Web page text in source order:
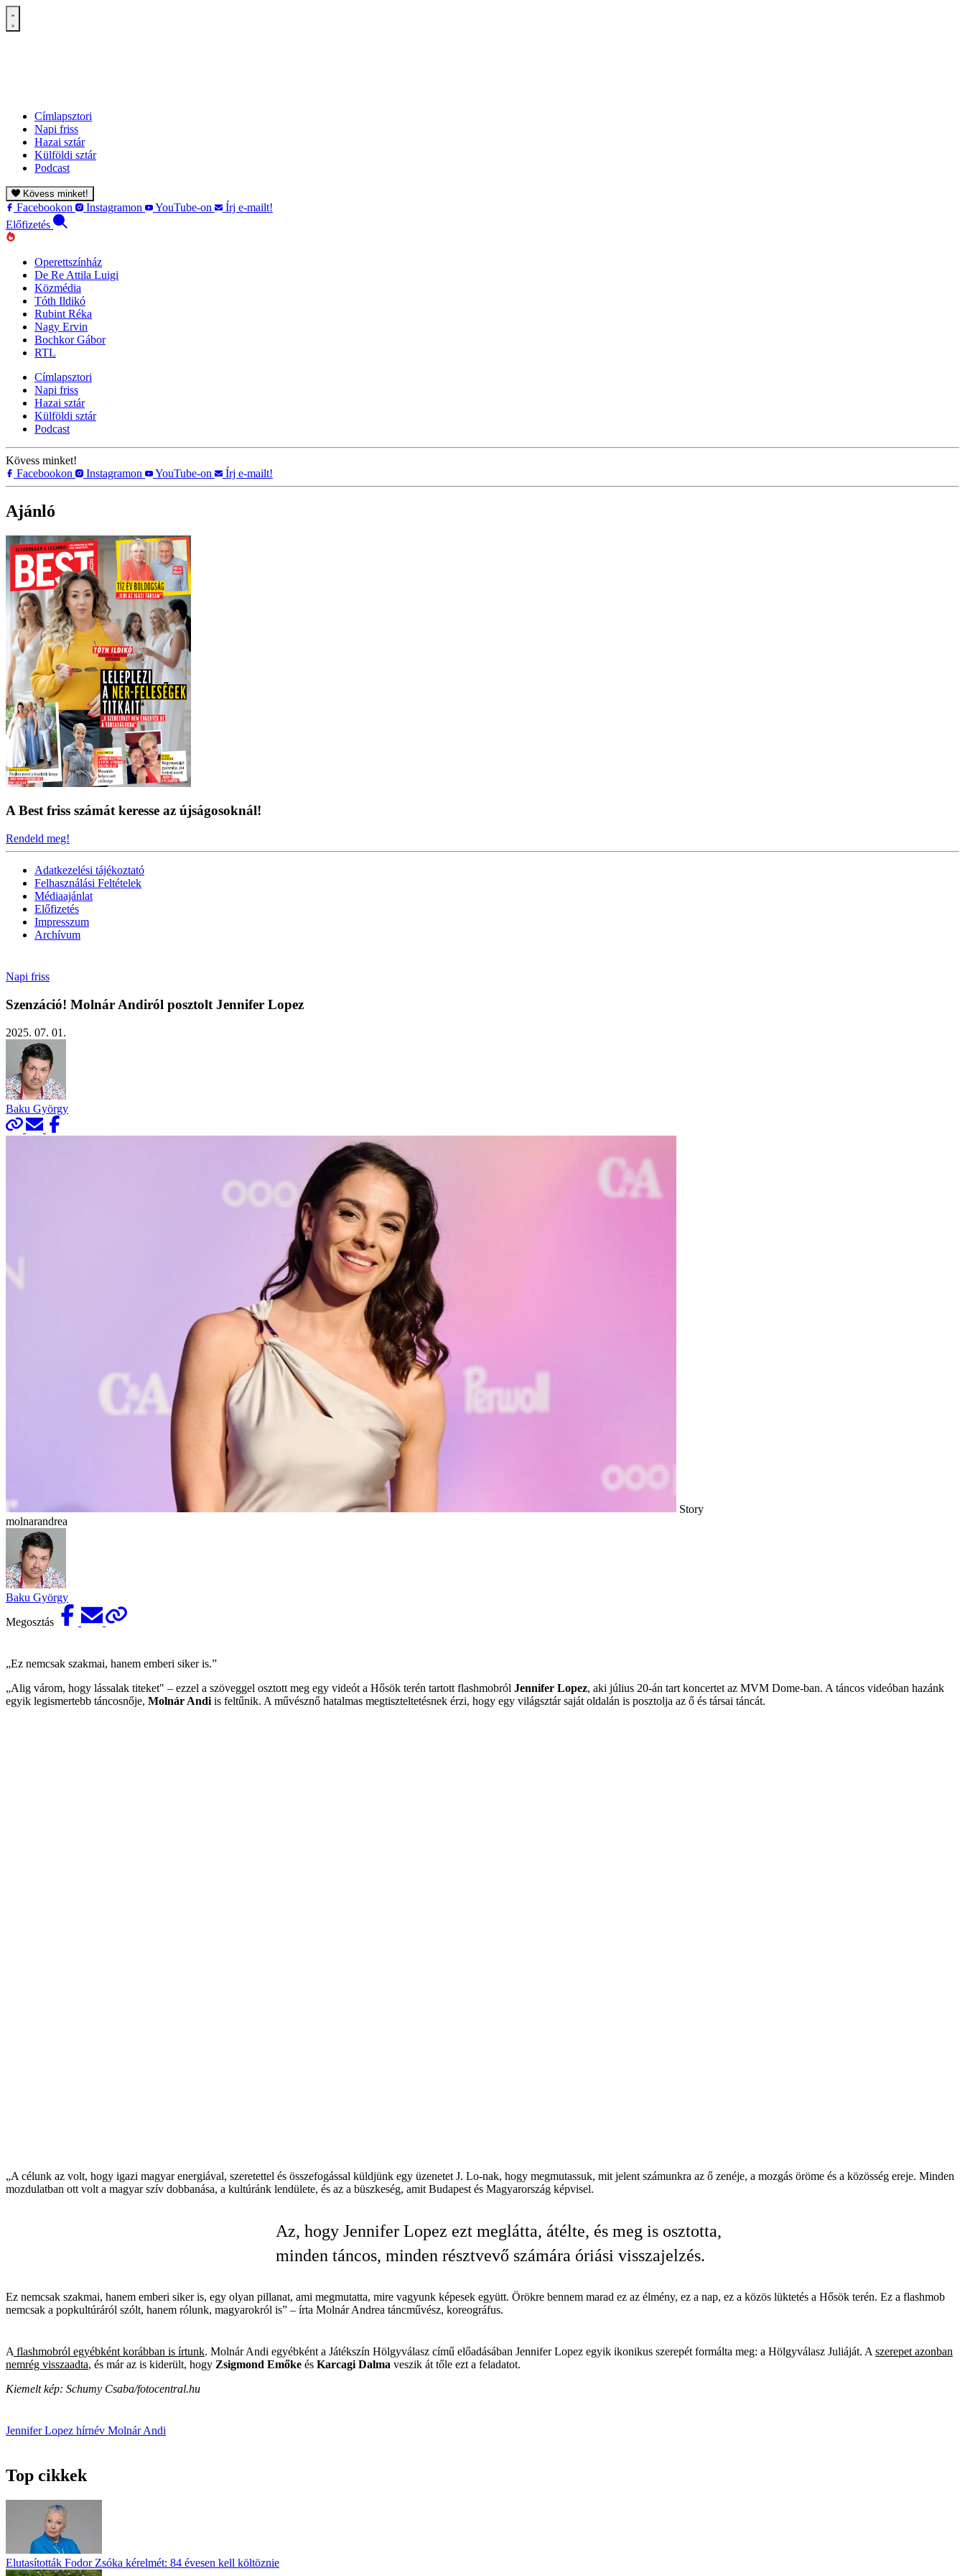
Címlapsztori
Napi friss
Hazai sztár
Külföldi sztár
Podcast
Kövess minket!
Facebookon Instagramon YouTube-on
Írj e-mailt!
Előfizetés
Operettszínház
De Re Attila Luigi
Közmédia
Tóth Ildikó
Rubint Réka
Nagy Ervin
Bochkor Gábor
RTL
Címlapsztori
Napi friss
Hazai sztár
Külföldi sztár
Podcast
Kövess minket!
Facebookon
Instagramon YouTube-on Írj e-mailt!
Ajánló
A Best friss számát keresse az újságosoknál!
Rendeld meg!
Adatkezelési tájékoztató
Felhasználási Feltételek
Médiaajánlat
Előfizetés
Impresszum
Archívum
Napi friss
Szenzáció! Molnár Andiról posztolt Jennifer Lopez
2025. 07. 01.
Baku György
Story
molnarandrea
Baku György
Megosztás
„Ez nemcsak szakmai, hanem emberi siker is.”
„Alig várom, hogy lássalak titeket" – ezzel a szöveggel osztott meg egy videót a Hősök terén tartott flashmobról Jennifer Lopez, aki július 20-án tart koncertet az MVM Dome-ban. A táncos videóban hazánk
egyik legismertebb táncosnője, Molnár Andi is feltűnik. A művésznő hatalmas megtiszteltetésnek érzi, hogy egy világsztár saját oldalán is posztolja az ő és társai táncát.
„A célunk az volt, hogy igazi magyar energiával, szeretettel és összefogással küldjünk egy üzenetet J. Lo-nak, hogy megmutassuk, mit jelent számunkra az ő zenéje, a mozgás öröme és a közösség ereje. Minden
mozdulatban ott volt a magyar szív dobbanása, a kultúránk lendülete, és az a büszkeség, amit Budapest és Magyarország képvisel.
Az, hogy Jennifer Lopez ezt meglátta, átélte, és meg is osztotta,
minden táncos, minden résztvevő számára óriási visszajelzés.
Ez nemcsak szakmai, hanem emberi siker is, egy olyan pillanat, ami megmutatta, mire vagyunk képesek együtt. Örökre bennem marad ez az élmény, ez a nap, ez a közös lüktetés a Hősök terén. Ez a flashmob
nemcsak a popkultúráról szólt, hanem rólunk, magyarokról is” – írta Molnár Andrea táncművész, koreográfus.
A flashmobról egyébként korábban is írtunk. Molnár Andi egyébként a Játékszín Hölgyválasz című előadásában Jennifer Lopez egyik ikonikus szerepét formálta meg: a Hölgyválasz Juliáját. A szerepet azonban
nemrég visszaadta, és már az is kiderült, hogy Zsigmond Emőke és Karcagi Dalma veszik át tőle ezt a feladatot.
Kiemelt kép: Schumy Csaba/fotocentral.hu
Jennifer Lopez hírnév Molnár Andi
Top cikkek
Elutasították Fodor Zsóka kérelmét: 84 évesen kell költöznie